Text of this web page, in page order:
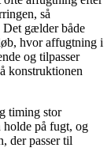
så
Det gælder både
hvor affugtning i
og tilpasser
konstruktionen
timing stor
på fugt, og
der passer til